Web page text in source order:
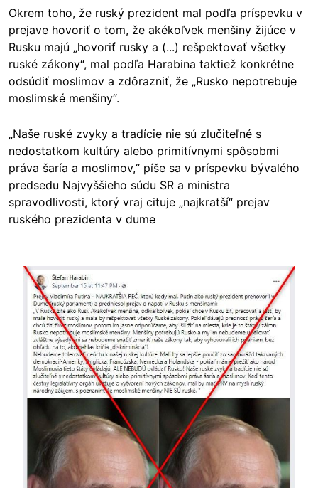
Okrem toho, že ruský prezident mal podľa príspevku v
prejave hovoriť o tom, že akékoľvek menšiny žijúce v
Rusku majú „hovoriť rusky a (...) rešpektovať všetky
ruské zákony“, mal podľa Harabina taktiež konkrétne
odsúdiť moslimov a zdôrazniť, že „Rusko nepotrebuje
moslimské menšiny“.
„Naše ruské zvyky a tradície nie sú zlučiteľné s
nedostatkom kultúry alebo primitívnymi spôsobmi
práva šaría a moslimov,“ píše sa v príspevku bývalého
predsedu Najvyššieho súdu SR a ministra
spravodlivosti, ktorý vraj cituje „najkratší“ prejav
ruského prezidenta v dume
Image